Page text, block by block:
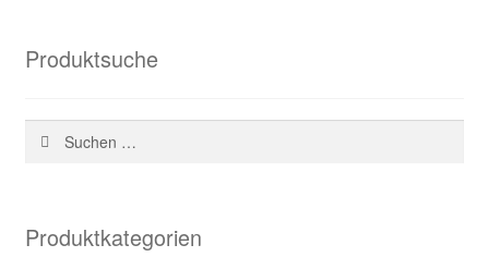
Produktsuche
Suchen
Produktkategorien